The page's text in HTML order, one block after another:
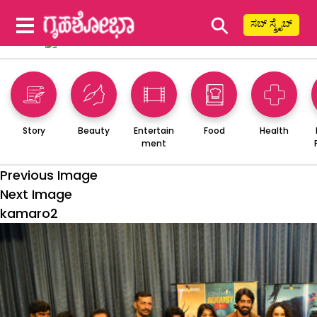
⚲ ಸಬ್ ಸ್ಕ್ರೈಬ್
Story Beauty
Entertain
ment
Food Health
Previous Image
Next Image
kamaro2